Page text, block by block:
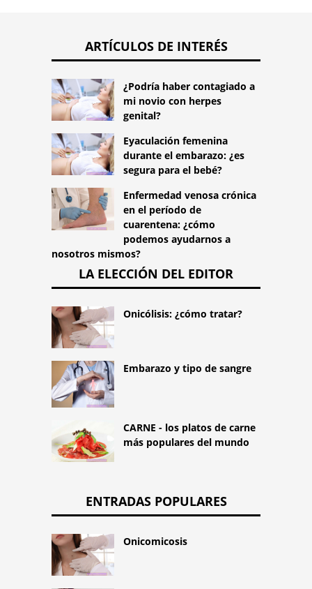
ARTÍCULOS DE INTERÉS
¿Podría haber contagiado a
mi novio con herpes
genital?
Eyaculación femenina
durante el embarazo: ¿es
segura para el bebé?
Enfermedad venosa crónica
en el período de
cuarentena: ¿cómo
podemos ayudarnos a
nosotros mismos?
LA ELECCIÓN DEL EDITOR
Onicólisis: ¿cómo tratar?
Embarazo y tipo de sangre
CARNE - los platos de carne
más populares del mundo
ENTRADAS POPULARES
Onicomicosis